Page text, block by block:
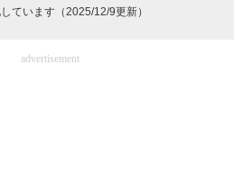
ています（2025/12/9更新）
advertisement